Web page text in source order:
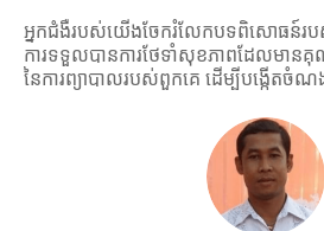
អ្នកជំងឺរបស់យើងចែករំលែកបទពិសោធន៍រ
ការទទួលបានការថែទាំសុខភាពដែលមាន
នៃការព្យាបាលរបស់ពួកគេ ដើម្បីបង្កើតចំ